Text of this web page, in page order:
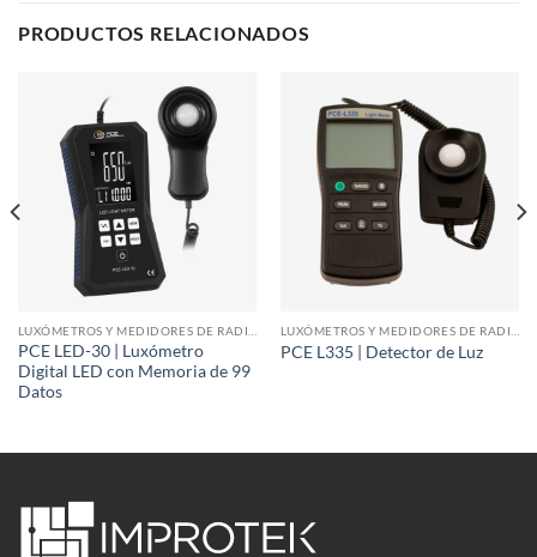
PRODUCTOS RELACIONADOS
PCE LED-30 | Luxómetro
Digital LED con Memoria de 99
Datos
PCE L335 | Detector de Luz